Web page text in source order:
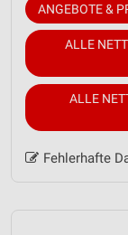
ANGEBOTE &
ALLE
ALLE
Fehlerhafte